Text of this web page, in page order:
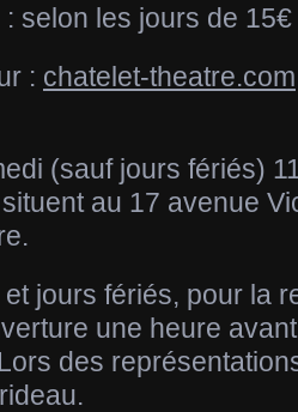
selon les jours de 15€
: chatelet-theatre.com
(sauf jours fériés)
au 17 avenue
jours fériés, pour la
une heure
des